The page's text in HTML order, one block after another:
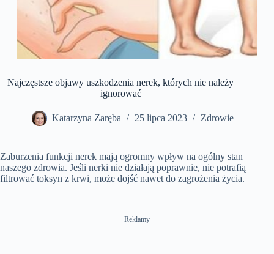
Najczęstsze objawy uszkodzenia nerek, których nie należy
ignorować
Katarzyna Zaręba 25 lipca 2023 Zdrowie
Zaburzenia funkcji nerek mają ogromny wpływ na ogólny stan
naszego zdrowia. Jeśli nerki nie działają poprawnie, nie potrafią
filtrować toksyn z krwi, może dojść nawet do zagrożenia życia.
Reklamy